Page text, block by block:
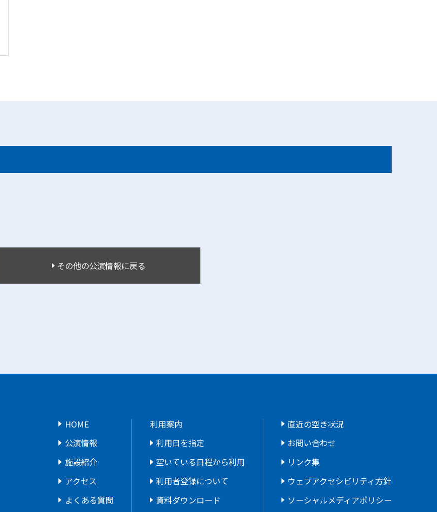
その他の公演情報に戻る
HOME
公演情報
施設紹介
アクセス
よくある質問
利用案内
利用日を指定
空いている日程から利用
利用者登録について
資料ダウンロード
直近の空き状況
お問い合わせ
リンク集
ウェブアクセシビリティ方針
ソーシャルメディアポリシー